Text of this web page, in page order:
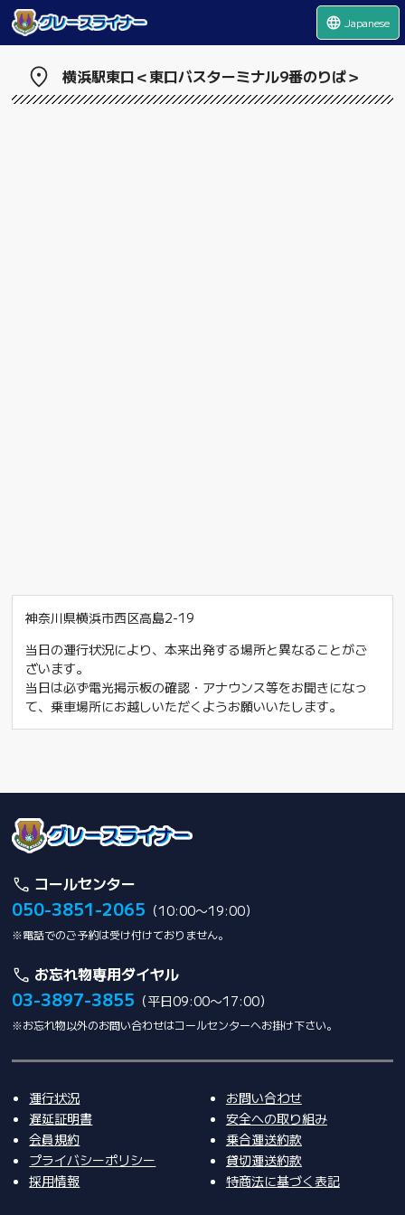
横浜駅東口＜東口バスターミナル9番のりば＞
神奈川県横浜市西区高島2-19
当日の運行状況により、本来出発する場所と異なることがご
ざいます。
当日は必ず電光掲示板の確認・アナウンス等をお聞きになっ
て、乗車場所にお越しいただくようお願いいたします。
コールセンター
050-3851-2065 （10:00〜19:00）
※電話でのご予約は受け付けておりません。
お忘れ物専用ダイヤル
03-3897-3855 （平日09:00〜17:00）
※お忘れ物以外のお問い合わせはコールセンターへお掛け下さい。
運行状況
遅延証明書
会員規約
プライバシーポリシー
採用情報
お問い合わせ
安全への取り組み
乗合運送約款
貸切運送約款
特商法に基づく表記
language Japanese